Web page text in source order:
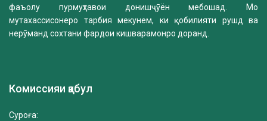
фаъолу пурмуҳтавои донишҷӯён мебошад. Мо
мутахассисонеро тарбия мекунем, ки қобилияти рушд ва
нерӯманд сохтани фардои кишварамонро доранд.
Комиссияи қабул
Суроға: